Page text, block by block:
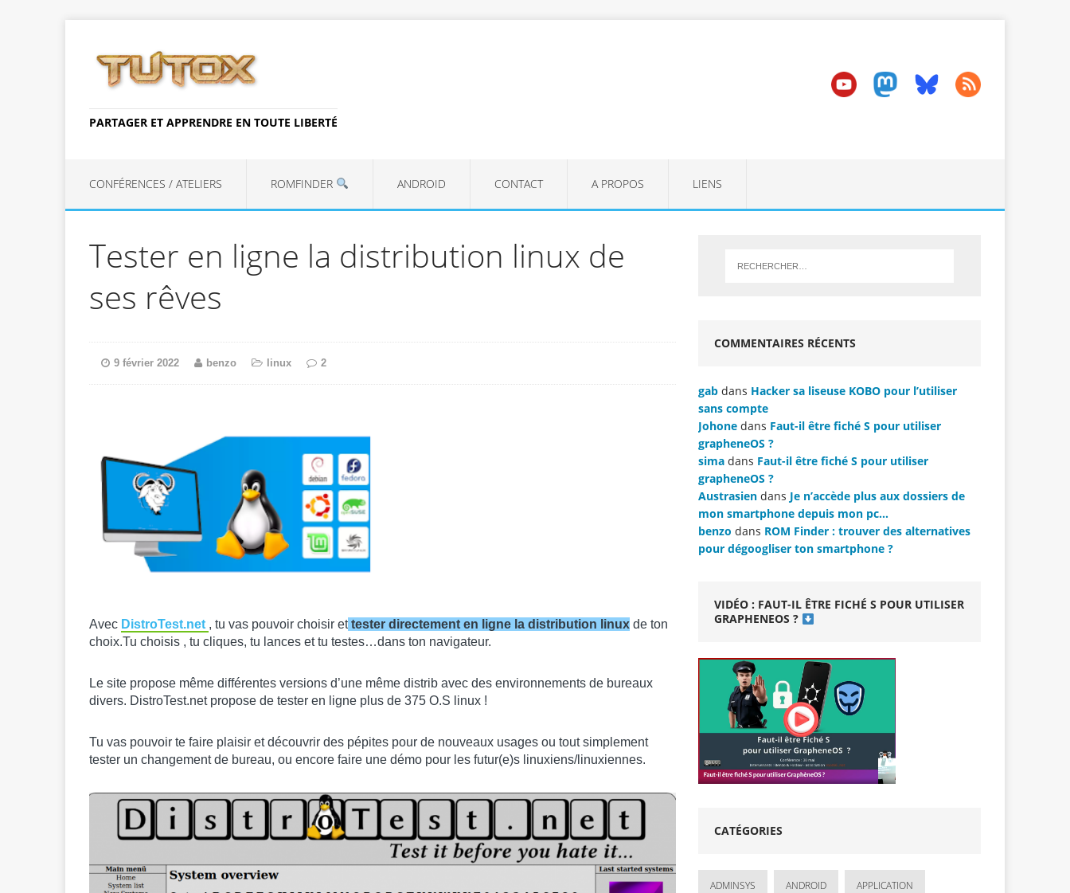
PARTAGER ET APPRENDRE EN TOUTE LIBERTÉ
CONFÉRENCES / ATELIERS ROMFINDER ANDROID CONTACT A PROPOS LIENS
Tester en ligne la distribution linux de
ses rêves
9 février 2022 benzo linux 2
Avec DistroTest.net , tu vas pouvoir choisir et tester directement en ligne la distribution linux de ton
choix.Tu choisis , tu cliques, tu lances et tu testes…dans ton navigateur.
Le site propose même différentes versions d’une même distrib avec des environnements de bureaux
divers. DistroTest.net propose de tester en ligne plus de 375 O.S linux !
Tu vas pouvoir te faire plaisir et découvrir des pépites pour de nouveaux usages ou tout simplement
tester un changement de bureau, ou encore faire une démo pour les futur(e)s linuxiens/linuxiennes.
COMMENTAIRES RÉCENTS
gab dans Hacker sa liseuse KOBO pour l’utiliser
sans compte
Johone dans Faut-il être fiché S pour utiliser
grapheneOS ?
sima dans Faut-il être fiché S pour utiliser
grapheneOS ?
Austrasien dans Je n’accède plus aux dossiers de
mon smartphone depuis mon pc…
benzo dans ROM Finder : trouver des alternatives
pour dégoogliser ton smartphone ?
VIDÉO : FAUT-IL ÊTRE FICHÉ S POUR UTILISER
GRAPHENEOS ?
CATÉGORIES
ADMINSYS ANDROID APPLICATION